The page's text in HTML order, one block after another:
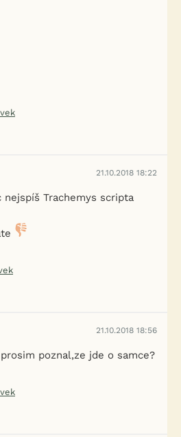
21.10.2018 18:22
Trachemys scripta
21.10.2018 18:56
poznal,ze jde o samce?